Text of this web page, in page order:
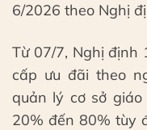
6/2026 theo Nghị
Từ 07/7, Nghị định
cấp ưu đãi theo
quản lý cơ sở
20% đến 80% tùy